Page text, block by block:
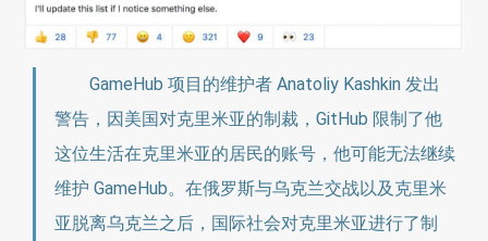
GameHub 项目的维护者 Anatoliy Kashkin 发出
警告，因美国对克里米亚的制裁，GitHub 限制了他
这位生活在克里米亚的居民的账号，他可能无法继续
维护 GameHub。在俄罗斯与乌克兰交战以及克里米
亚脱离乌克兰之后，国际社会对克里米亚进行了制